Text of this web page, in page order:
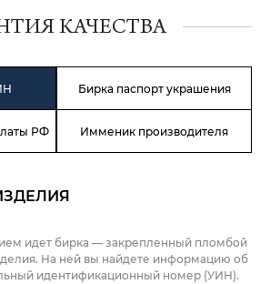
КАЧЕСТВА
Бирка паспорт украшения
РФ Имменик производителя
идет бирка — закрепленный пломбой
На ней вы найдете информацию об
идентификационный номер (УИН).